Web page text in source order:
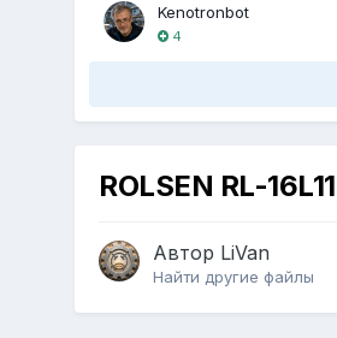
Kenotronbot
4
ROLSEN RL-
Автор LiVan
Найти другие файлы